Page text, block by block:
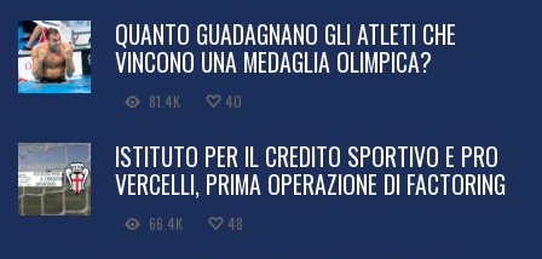
QUANTO GUADAGNANO GLI ATLETI CHE
VINCONO UNA MEDAGLIA OLIMPICA?
81.4K 40
ISTITUTO PER IL CREDITO SPORTIVO E PRO
VERCELLI, PRIMA OPERAZIONE DI FACTORING
66.4K 48